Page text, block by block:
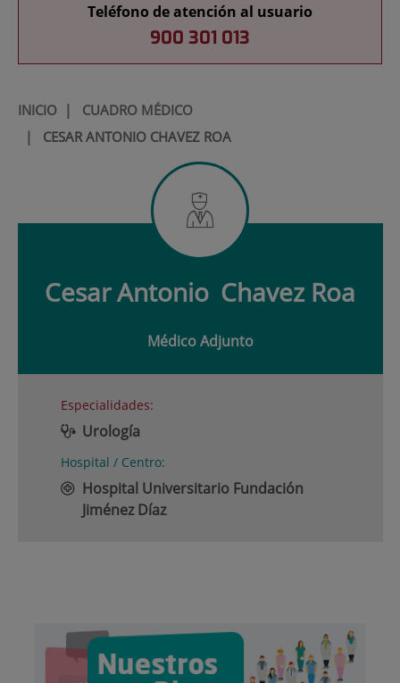
Teléfono de atención al usuario
900 301 013
INICIO| CUADRO MÉDICO
| CESAR ANTONIO CHAVEZ ROA
Cesar Antonio Chavez Roa
Médico Adjunto
Especialidades:
Urología
Hospital / Centro:
Hospital Universitario Fundación
Jiménez Díaz